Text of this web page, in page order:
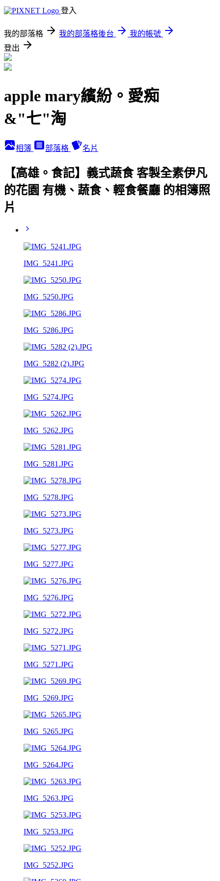
登入
我的部落格 我的部落格後台
我的帳號
登出
apple mary繽紛。愛痴
&"七"淘
相簿 部落格 名片
【高雄。食記】義式蔬食 客製全素伊凡
的花園 有機、蔬食、輕食餐廳 的相簿照
片
IMG_5241.JPG
IMG_5250.JPG
IMG_5286.JPG
IMG_5282 (2).JPG
IMG_5274.JPG
IMG_5262.JPG
IMG_5281.JPG
IMG_5278.JPG
IMG_5273.JPG
IMG_5277.JPG
IMG_5276.JPG
IMG_5272.JPG
IMG_5271.JPG
IMG_5269.JPG
IMG_5265.JPG
IMG_5264.JPG
IMG_5263.JPG
IMG_5253.JPG
IMG_5252.JPG